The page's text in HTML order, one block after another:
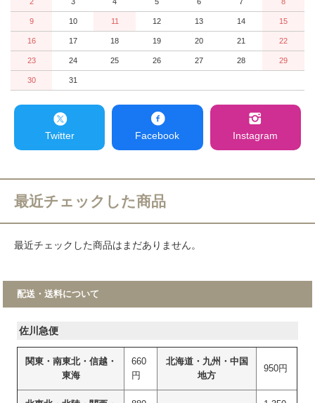
9 10 11 12 13 14 15
16 17 18 19 20 21 22
23 24 25 26 27 28 29
30 31
Twitter Facebook Instagram
最近チェックした商品
最近チェックした商品はまだありません。
配送・送料について
佐川急便
関東・南東北・信越・
東海
660
円
北海道・九州・中国
地方
950円